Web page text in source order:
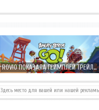
ROVIO ПОКАЗАЛА ГЕЙМПЛЕЙ ТРЕЙЛЕР ANGRY BIRDS GO! – НУ ЧТО-ТО НОВОЕ…
Здесь место для вашей или нашей